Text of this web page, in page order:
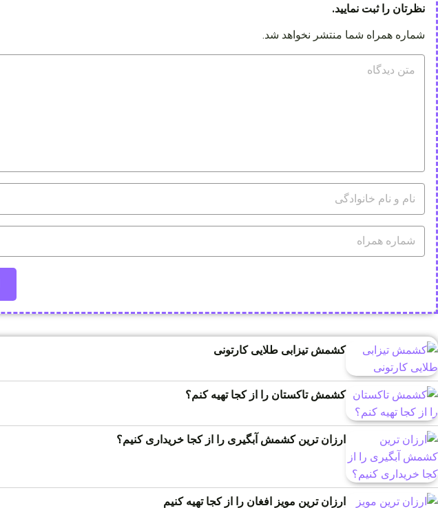
نظرتان را ثبت نمایید.
شماره همراه شما منتشر نخواهد شد.
کشمش تیزابی طلایی کارتونی
کشمش تاکستان را از کجا تهیه کنم؟
ارزان ترین کشمش آبگیری را از کجا خریداری کنیم؟
ارزان ترین مویز افغان را از کجا تهیه کنیم